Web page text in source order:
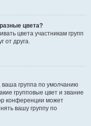
цвета?
цвета участникам групп
от друга.
ваша группа по умолчанию
групповые цвет и звание
конференции может
вашу группу по